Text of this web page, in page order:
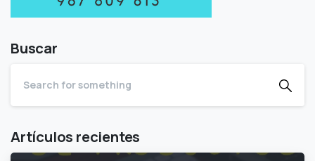
Buscar
Artículos recientes